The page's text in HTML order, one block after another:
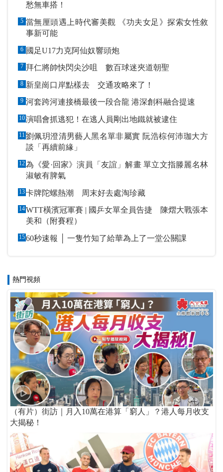
愁無車搭！
5 當無厘頭遇上時代審美觀 《功夫女足》探索女性敘
事新可能
6 國足U17力克阿仙奴響頭炮
7 拜仁將帥快閃尖沙咀 數百球迷夾道朝聖
8 新皇崗口岸點樣去 交通攻略來了！
9 河套跨河連接橋最後一段合龍 港深創科融合提速
10演唱會抓逃犯！在逃人員剛出地鐵就被逮住
11劉佩玥澄清男藝人黑名單非屬實 阮浩棕何沛珈大方
談「再續前緣」
12為《愛·回家》演員「友誼」解畫 單立文指滕麗名林
淑敏有脾氣
13卡牌陀螺熱潮 周末好去處淘珍藏
14WTT橫濱冠軍賽 | 國乒女單全員告捷 陳熠大戰張本
美和（附賽程）
1560秒速報 │ 一隻竹知了給華為上了一堂公關課
熱門視頻
（有片）街訪｜月入10萬在港算「窮人」？港人每月收支
大揭秘！